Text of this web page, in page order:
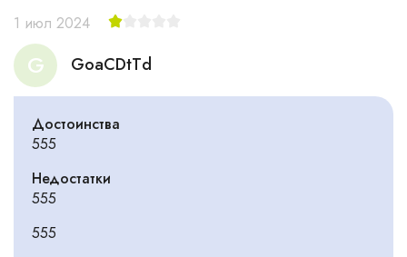
G GoaCDtTd
1 июл 2024
Достоинства
555
Недостатки
555
555